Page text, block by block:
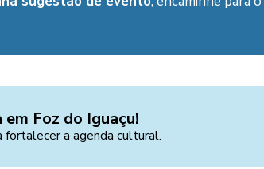
Foz do Iguaçu!
fortalecer a agenda cultural.